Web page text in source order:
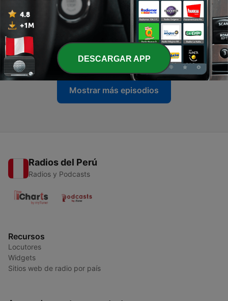
24 - El presente.
28 nov. 2021
Las ranas
21 nov. 2021
Mostrar más episodios
Radios del Perú
Radios y Podcasts
Recursos
Locutores
Widgets
Sitios web de radio por país
DESCARGAR APP